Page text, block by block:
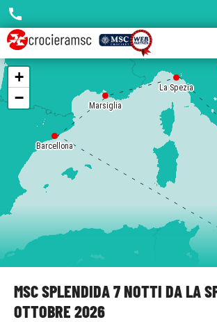
MSC SPLENDIDA 7 NOTTI DA LA
OTTOBRE 2026
La Spezia
Barcellona
Marsiglia
+
−
call